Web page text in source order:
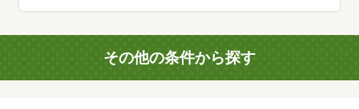
その他の条件から探す